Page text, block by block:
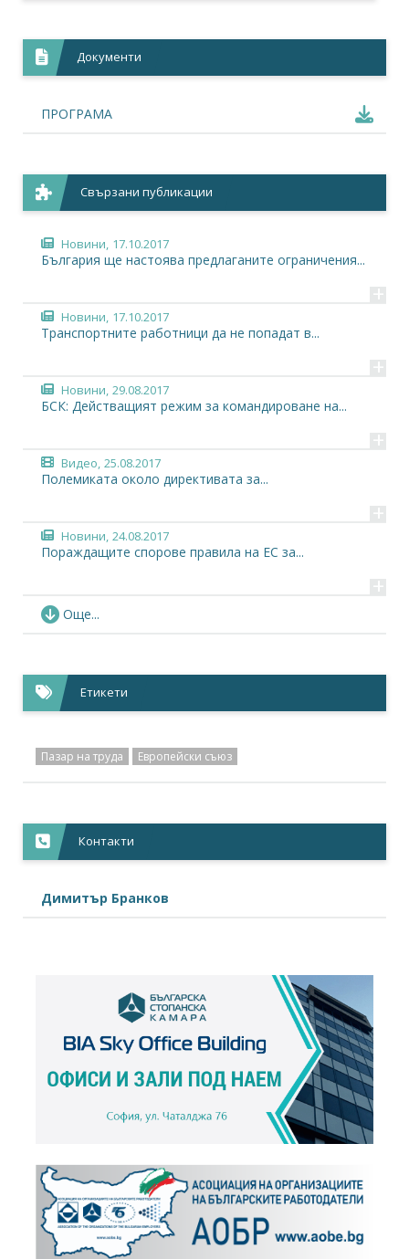
Документи
ПРОГРАМА
Свързани публикации
Новини, 17.10.2017
България ще настоява предлаганите ограничения...
+
Новини, 17.10.2017
Транспортните работници да не попадат в...
+
Новини, 29.08.2017
БСК: Действащият режим за командироване на...
+
Видео, 25.08.2017
Полемиката около директивата за...
+
Новини, 24.08.2017
Пораждащите спорове правила на ЕС за...
+
Новини,
BUSINESSEUROPE е против промяната на...
Видео,
Какво би означавало равно заплащане в ЕС за...
Още...
Етикети
Пазар на труда Европейски съюз
Контакти
Димитър Бранков